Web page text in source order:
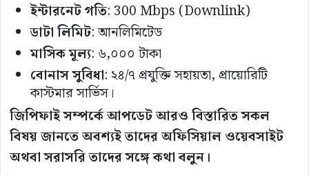
ইন্টারনেটগতি: 300 Mbps (Downlink)
ডাটালিমিট: আনলিমিটেড
মাসিকমূল্য: ৬,০০০ টাকা
বোনাসসুবিধা: ২৪/৭ প্রযুক্তি সহায়তা, প্রায়োরিটি
কাস্টমার সার্ভিস।
জিপিফাই সম্পর্কে আপডেট আরও বিস্তারিত সকল
বিষয় জানতে অবশ্যই তাদের অফিসিয়াল ওয়েবসাইট
অথবা সরাসরি তাদের সঙ্গে কথা বলুন।